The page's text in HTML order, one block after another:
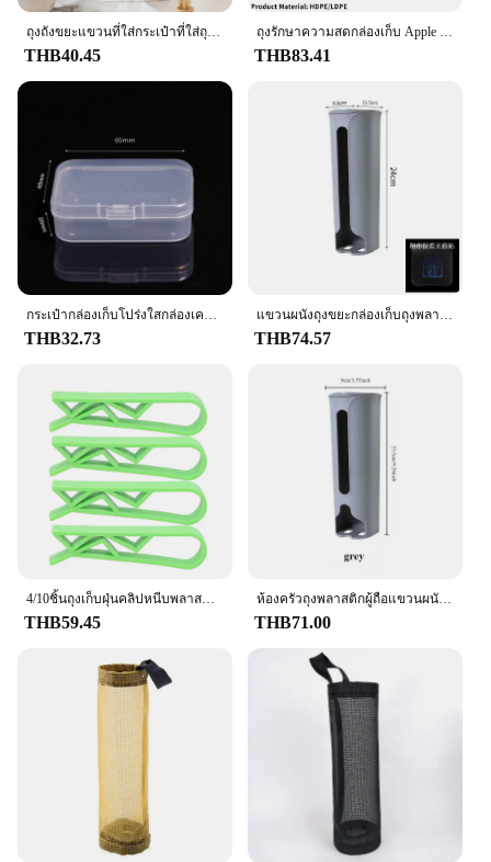
THB40.45 THB83.41
กระเป๋ากล่องเก็บโปร่งใสกล่องเครื่องประดับกล่องพลาสติกกล่องลึกลับกระเป๋าตุ๊กตาน่ารักจัดระเบียบพร้อมพวงกุญแจกันฝุ่น
THB32.73
แขวนผนังถุงขยะกล่องเก็บถุงพลาสติกผู้ถือห้องน้ําถังขยะกระเป๋าอุปกรณ์ครัว 24 ซม
THB74.57
4/10ชิ้นถุงเก็บฝุ่นคลิปหนีบพลาสติกที่จับสำหรับห้องครัวสำนักงานบ้านขยะเครื่องมือตั้งแคมป์กลางแจ้ง
THB59.45
ห้องครัวถุงพลาสติกผู้ถือแขวนผนังถุงขยะกล่องเก็บถังขยะห้องน้ําถังDispenserเครื่องมือห้องครัว
THB71.00